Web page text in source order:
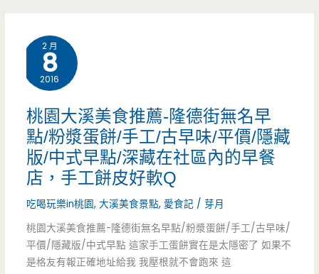
古
法
加
創
新，
冷
滷
味
也
餃/
和
路/
菜
市
場/
老
店/
站/
炸
豆
腐/
博
愛
院/
老
2 月
8
2016
桃園大溪美食推薦-隆德街無名早
點/粉漿蛋餅/手工/古早味/平價/隱藏
版/中式早點/深藏在社區內的早餐
店，手工餅皮好軟Q
吃喝玩樂in桃園,大溪美食景點, 愛食記 /芽月
桃園大溪美食推薦-隆德街無名早點/粉漿蛋餅/手工/古早味/
平價/隱藏版/中式早點 這家手工蛋餅實在是太隱密了 如果不
是格友有報正確地址給我 我壓根就不會跑來 這